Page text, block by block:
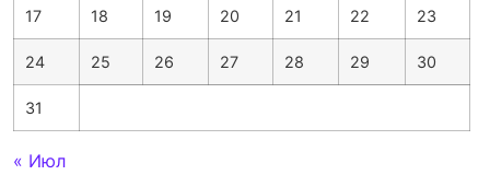
17 18 19 20 21 22 23
24 25 26 27 28 29 30
31
« Июл